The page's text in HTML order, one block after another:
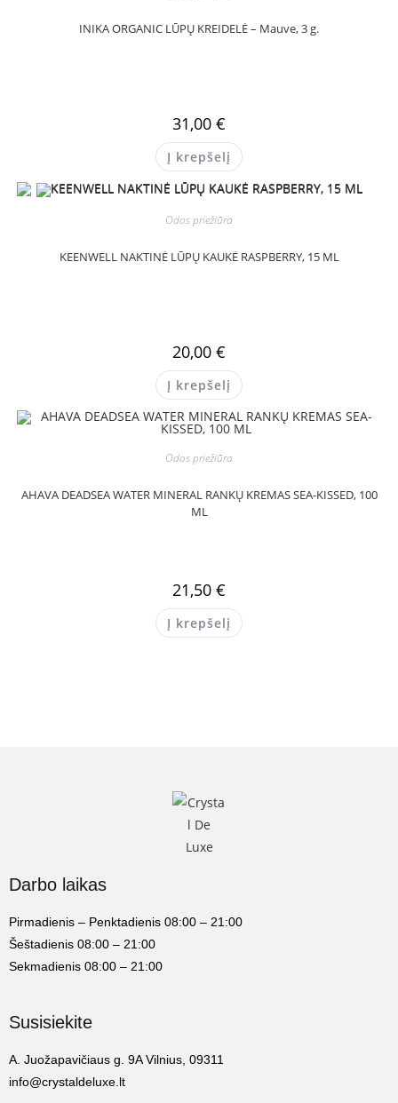
INIKA ORGANIC LŪPŲ KREIDELĖ – Mauve, 3 g.
31,00 €
Į krepšelį
Odos priežiūra
KEENWELL NAKTINĖ LŪPŲ KAUKĖ RASPBERRY, 15 ML
20,00 €
Į krepšelį
Odos priežiūra
AHAVA DEADSEA WATER MINERAL RANKŲ KREMAS SEA-KISSED, 100
ML
21,50 €
Į krepšelį
Darbo laikas
Pirmadienis – Penktadienis 08:00 – 21:00
Šeštadienis 08:00 – 21:00
Sekmadienis 08:00 – 21:00
Susisiekite
A. Juožapavičiaus g. 9A Vilnius, 09311
info@crystaldeluxe.lt